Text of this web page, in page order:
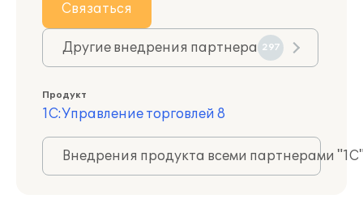
Связаться
Другие внедрения партнера 297
Продукт
1С:Управление торговлей 8
Внедрения продукта всеми партнерами